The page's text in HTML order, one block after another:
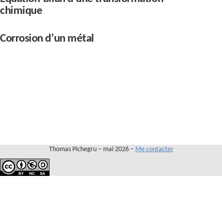
chimique
Corrosion d’un métal
Thomas Pichegru – mai 2026 – Me contacter